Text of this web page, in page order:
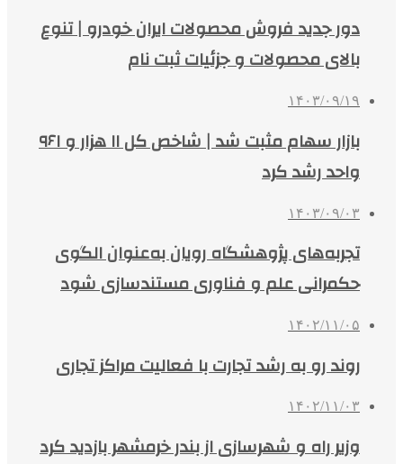
دور جدید فروش محصولات ایران خودرو | تنوع
بالای محصولات و جزئیات ثبت نام
۱۴۰۳/۰۹/۱۹
بازار سهام مثبت شد | شاخص کل ۱۱ هزار و ۹۶۱
واحد رشد کرد
۱۴۰۳/۰۹/۰۳
تجربه‌های پژوهشگاه رویان به‌عنوان الگوی
حکمرانی علم و فناوری مستندسازی شود
۱۴۰۲/۱۱/۰۵
روند رو به رشد تجارت با فعالیت مراکز تجاری
۱۴۰۲/۱۱/۰۳
وزیر راه و شهرسازی از بندر خرمشهر بازدید کرد